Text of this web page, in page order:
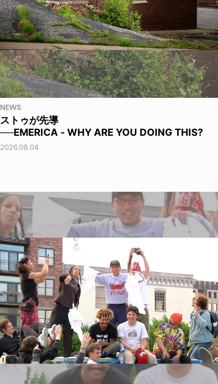
NEWS
ストゥが先導
──EMERICA - WHY ARE YOU DOING THIS?
2026.08.04